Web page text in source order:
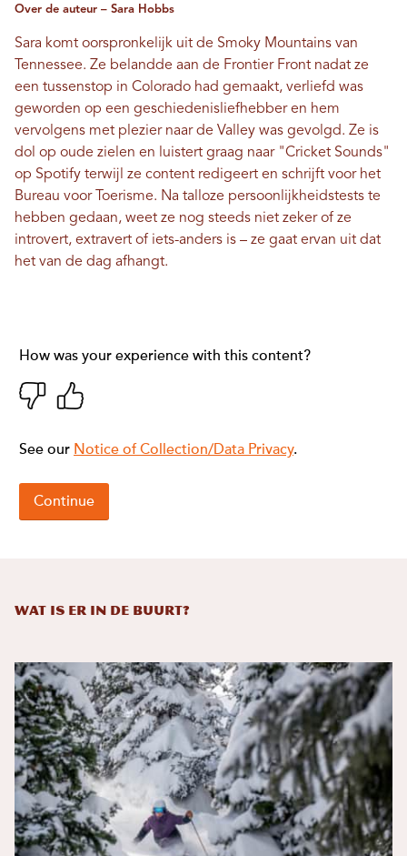
Over de auteur – Sara Hobbs
Sara komt oorspronkelijk uit de Smoky Mountains van
Tennessee. Ze belandde aan de Frontier Front nadat ze
een tussenstop in Colorado had gemaakt, verliefd was
geworden op een geschiedenisliefhebber en hem
vervolgens met plezier naar de Valley was gevolgd. Ze is
dol op oude zielen en luistert graag naar "Cricket Sounds"
op Spotify terwijl ze content redigeert en schrijft voor het
Bureau voor Toerisme. Na talloze persoonlijkheidstests te
hebben gedaan, weet ze nog steeds niet zeker of ze
introvert, extravert of iets-anders is – ze gaat ervan uit dat
het van de dag afhangt.
Wat is er in de buurt?